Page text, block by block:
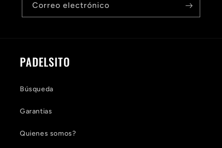
Correo electrónico
PADELSITO
Búsqueda
Garantias
Quienes somos?